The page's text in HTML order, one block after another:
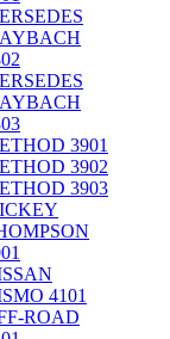
3901
3902
3903
4101
ROAD